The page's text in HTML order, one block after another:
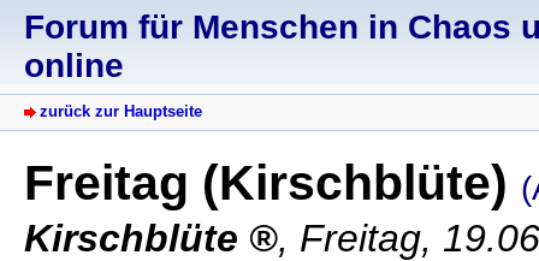
Forum für Menschen in Chaos
online
zurück zur Hauptseite
Freitag (Kirschblüte)
Kirschblüte , Freitag,